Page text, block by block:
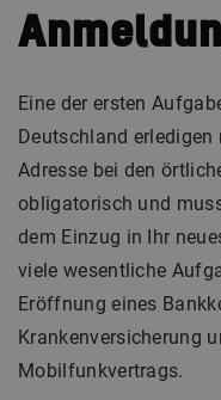
Eine der ersten
Deutschland
Adresse bei den
obligatorisch und
dem Einzug in Ihr
viele wesentliche
Eröffnung eines
Krankenversicherung
Mobilfunkvertrags.